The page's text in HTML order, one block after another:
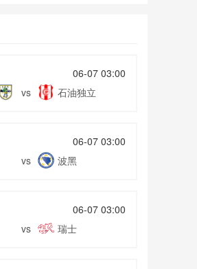
超第2轮 上海海港vs长春亚泰
决赛 澳大利亚U20vs日本
安普顿 全场录像
斯图加特 全场录像
常规赛 篮网 - 奇才 全场录
常规赛 独行侠 - 湖人 全场
vs布雷斯特 全场录像
常规赛 雷霆 - 森林狼 全场
06-07 03:00
vs 石油独立
06-07 03:00
vs 波黑
06-07 03:00
vs 瑞士